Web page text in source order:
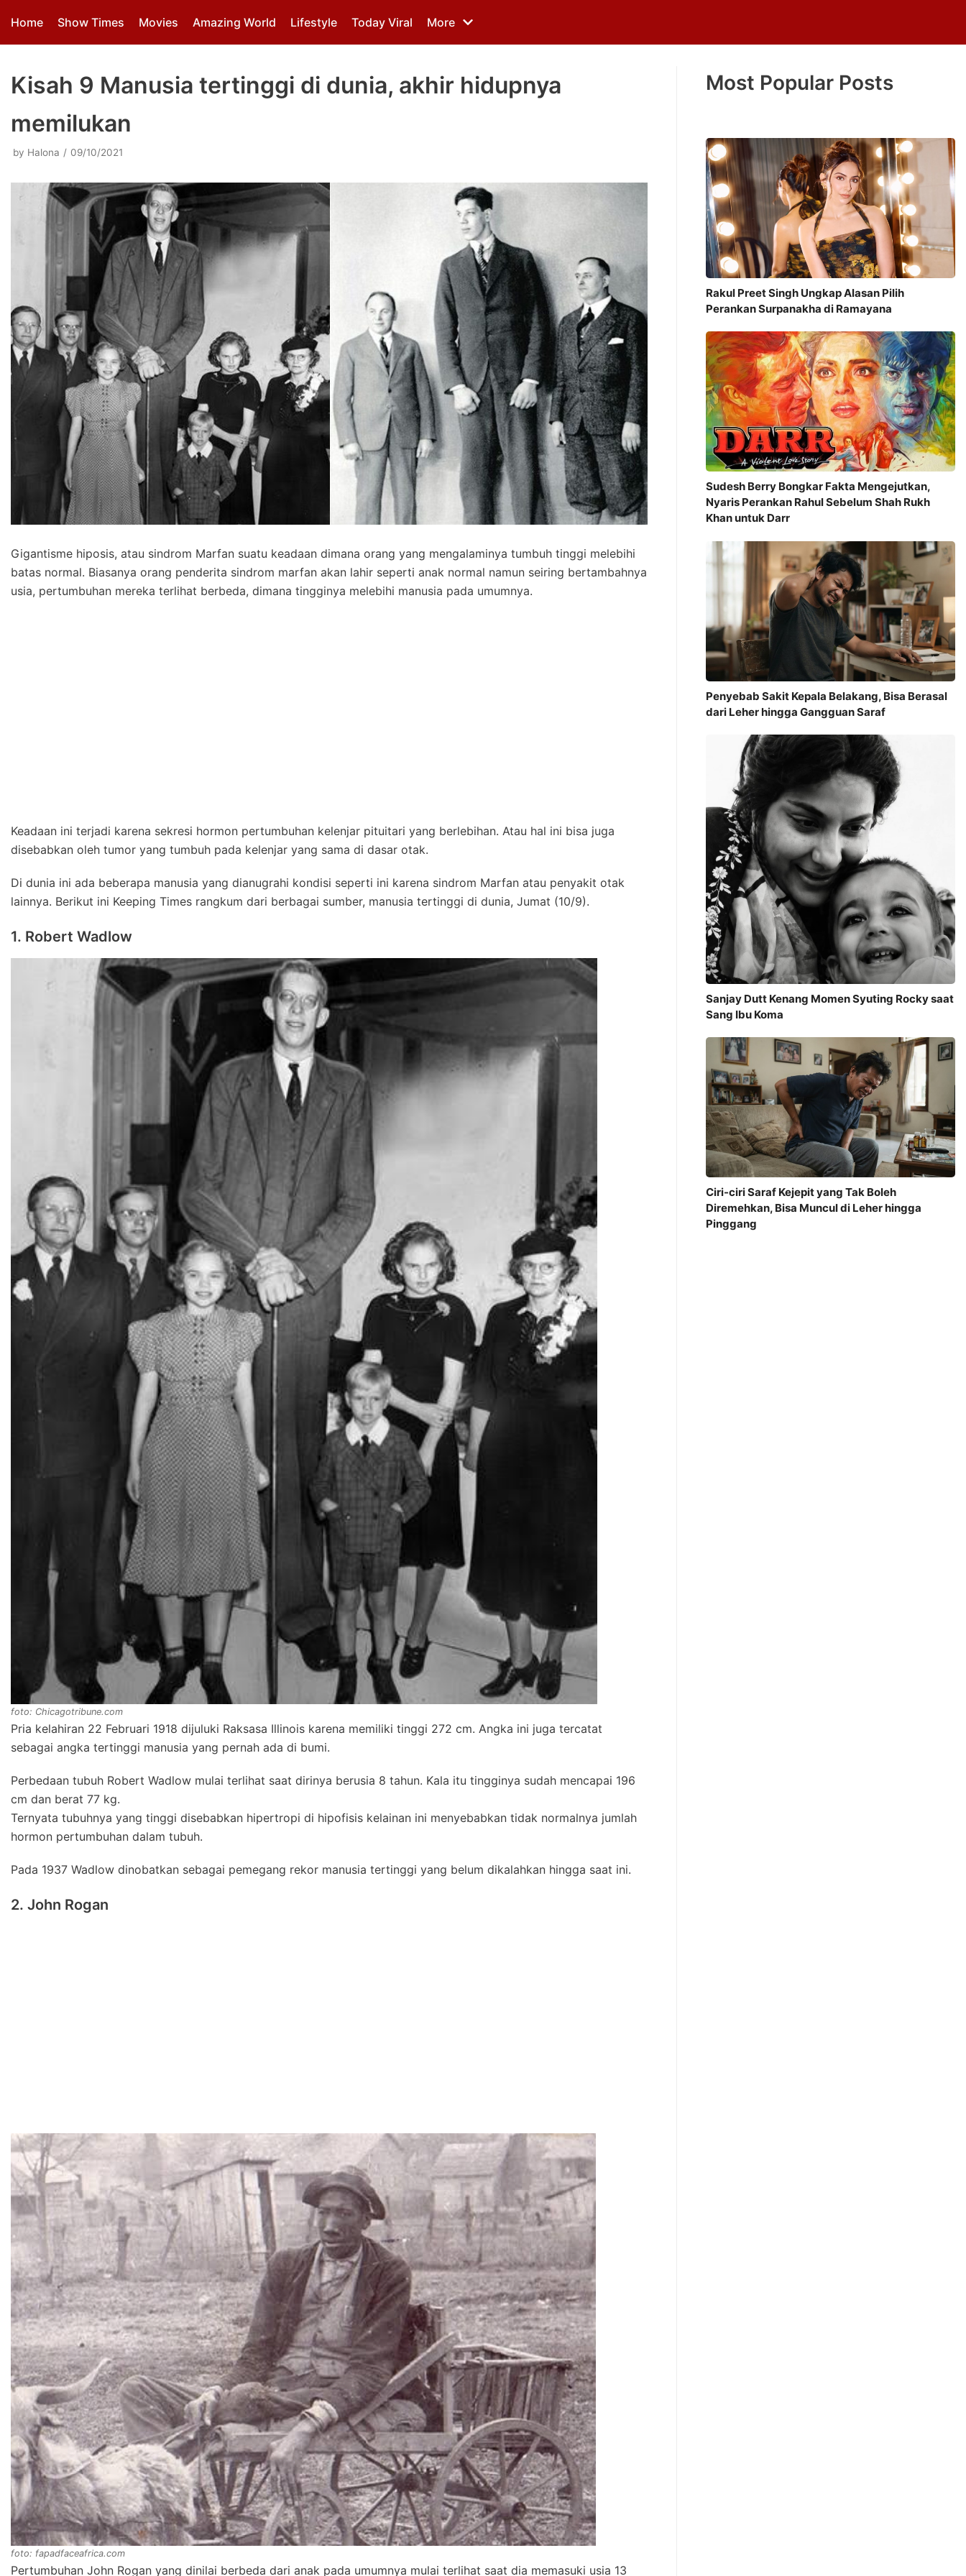
Skip
Home Show Times Movies Amazing World Lifestyle Today Viral More
Kisah 9 Manusia tertinggi di dunia, akhir hidupnya
memilukan
by Halona 09/10/2021
Gigantisme hiposis, atau sindrom Marfan suatu keadaan dimana orang yang mengalaminya tumbuh tinggi melebihi
batas normal. Biasanya orang penderita sindrom marfan akan lahir seperti anak normal namun seiring bertambahnya
usia, pertumbuhan mereka terlihat berbeda, dimana tingginya melebihi manusia pada umumnya.
Keadaan ini terjadi karena sekresi hormon pertumbuhan kelenjar pituitari yang berlebihan. Atau hal ini bisa juga
disebabkan oleh tumor yang tumbuh pada kelenjar yang sama di dasar otak.
Di dunia ini ada beberapa manusia yang dianugrahi kondisi seperti ini karena sindrom Marfan atau penyakit otak
lainnya. Berikut ini Keeping Times rangkum dari berbagai sumber, manusia tertinggi di dunia, Jumat (10/9).
1. Robert Wadlow
foto: Chicagotribune.com
Pria kelahiran 22 Februari 1918 dijuluki Raksasa Illinois karena memiliki tinggi 272 cm. Angka ini juga tercatat
sebagai angka tertinggi manusia yang pernah ada di bumi.
Perbedaan tubuh Robert Wadlow mulai terlihat saat dirinya berusia 8 tahun. Kala itu tingginya sudah mencapai 196
cm dan berat 77 kg.
Ternyata tubuhnya yang tinggi disebabkan hipertropi di hipofisis kelainan ini menyebabkan tidak normalnya jumlah
hormon pertumbuhan dalam tubuh.
Pada 1937 Wadlow dinobatkan sebagai pemegang rekor manusia tertinggi yang belum dikalahkan hingga saat ini.
2. John Rogan
foto: fapadfaceafrica.com
Pertumbuhan John Rogan yang dinilai berbeda dari anak pada umumnya mulai terlihat saat dia memasuki usia 13
Most Popular Posts
Rakul Preet Singh Ungkap Alasan Pilih
Perankan Surpanakha di Ramayana
Sudesh Berry Bongkar Fakta Mengejutkan,
Nyaris Perankan Rahul Sebelum Shah Rukh
Khan untuk Darr
Penyebab Sakit Kepala Belakang, Bisa Berasal
dari Leher hingga Gangguan Saraf
Sanjay Dutt Kenang Momen Syuting Rocky saat
Sang Ibu Koma
Ciri-ciri Saraf Kejepit yang Tak Boleh
Diremehkan, Bisa Muncul di Leher hingga
Pinggang